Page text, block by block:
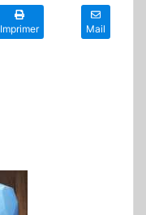
Imprimer Mail